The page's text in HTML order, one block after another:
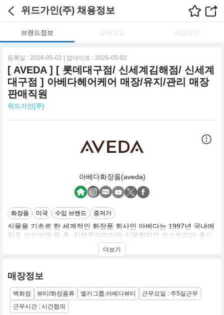
위드가인(주) 채용정보
브랜드정보 상세요강 기업소개
등록일 : 2026-05-02 | 업데이트 : 2026-05-02
[ AVEDA ] [ 롯데대구점/ 신세계김해점/ 신세계
대구점 ] 아베다헤어케어 매장/유지/관리 매장
판매직원
위드가인(주)
아베다화장품(aveda)
화장품 미국 수입 브랜드 중저가
식물을 기초로 한 세계적인 화장품 회사인 아베다는 1997년 국내에
처음 선보이게 된 후. 자연주의자이면 식물학자인 오스트리아 출신
호스트 레켈바커의 창업정신을 바탕으로 우리가 살고 있는 이 세계
를 보호한다라는 아베다의 미션을 실천하기 위해, 아베다가 생산하
법을 통해 사업을 펼쳐 나가고 있으며, 미의 영역에서 뿐만이 아닌
모든 면에서 환경에 대한 책임을 다하는 기업의 본보기를 세우기 위
해 노력하고 있습니다.
더보기
매장정보
백화점 뷰티/화장품류 엘카그룹,아베다뷰티
근무요일 : 주5일근무
근무시간 : 시간협의